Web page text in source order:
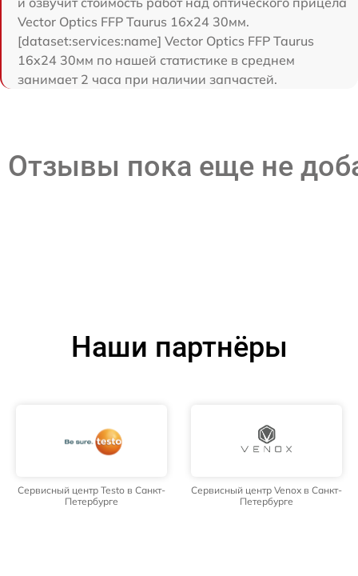
Vector Optics FFP Taurus 16x24 30мм.
[dataset:services:name] Vector Optics FFP Taurus
16x24 30мм по нашей статистике в среднем
занимает 2 часа при наличии запчастей.
Отзывы пока еще не
Наши партнёры
Сервисный центр Testo в Санкт-
Петербурге
Сервисный центр Venox в Санкт-
Петербурге